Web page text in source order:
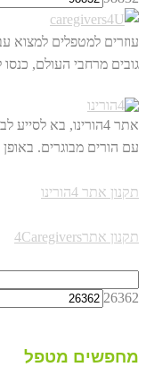
עוזרים למטפלים
גובים מרחבי העולם,
אתר 4הורינו, בא
עם הורים מבוגרים.
תקנון אתר 4הורינו
תקנון אתר4Caregivers
26362
מחפשים מטפל